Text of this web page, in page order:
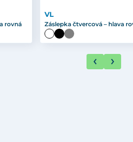
rovná
VL
Záslepka čtvercová – hlava